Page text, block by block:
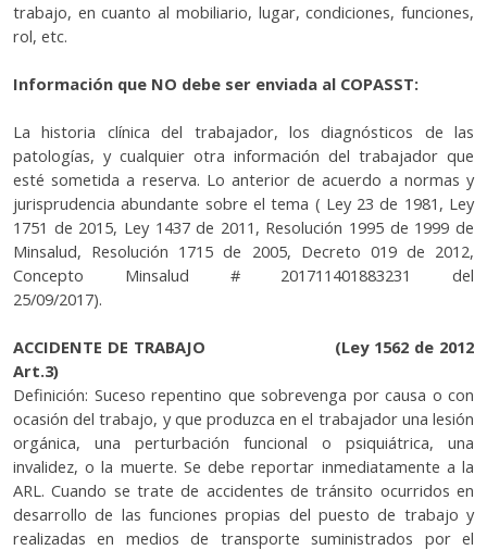
trabajo, en cuanto al mobiliario, lugar, condiciones, funciones,
rol, etc.
Información que NO debe ser enviada al COPASST:
La historia clínica del trabajador, los diagnósticos de las
patologías, y cualquier otra información del trabajador que
esté sometida a reserva. Lo anterior de acuerdo a normas y
jurisprudencia abundante sobre el tema ( Ley 23 de 1981, Ley
1751 de 2015, Ley 1437 de 2011, Resolución 1995 de 1999 de
Minsalud, Resolución 1715 de 2005, Decreto 019 de 2012,
Concepto Minsalud # 201711401883231 del
25/09/2017).
ACCIDENTE DE TRABAJO (Ley 1562 de 2012
Art.3)
Definición: Suceso repentino que sobrevenga por causa o con
ocasión del trabajo, y que produzca en el trabajador una lesión
orgánica, una perturbación funcional o psiquiátrica, una
invalidez, o la muerte. Se debe reportar inmediatamente a la
ARL. Cuando se trate de accidentes de tránsito ocurridos en
desarrollo de las funciones propias del puesto de trabajo y
realizadas en medios de transporte suministrados por el